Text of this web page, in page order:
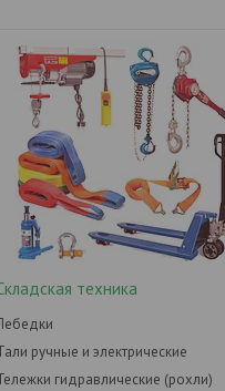
техника
ручные и электрические
гидравлические (рохли)